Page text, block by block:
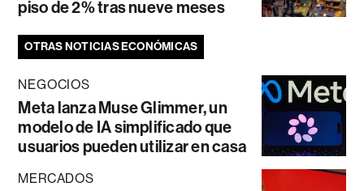
piso de 2% tras nueve meses
OTRAS NOTICIAS ECONÓMICAS
NEGOCIOS
Meta lanza Muse Glimmer, un
modelo de IA simplificado que
usuarios pueden utilizar en casa
MERCADOS